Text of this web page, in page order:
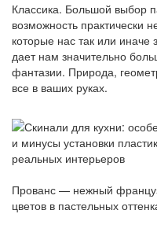
Классика. Большой выбор
возможность практически
которые нас так или иначе
дает нам значительно
фантазии. Природа,
все в ваших руках.
Прованс — нежный
цветов в пастельных